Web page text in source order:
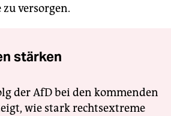
versorgen.
stärken
der AfD bei den kommenden
wie stark rechtsextreme